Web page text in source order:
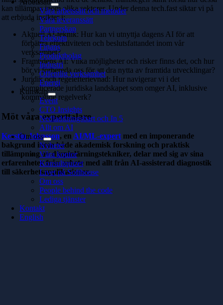
Arbetssätt
Våra arbetssätt och metoder
Våra leveranssätt
Partnerskap
Telekom
Finans
Produktbolag
Industri
Offentlig verksamhet
Energi
Kunskap
Event
CTO Insights
Nedladdningsbart och In 5
Allt om AI
Om oss
Nyheter
Våra kontor
Konsultquizet
Livet på Softhouse
Om oss
People behind the code
Lediga tjänster
Kontakt
English
kan tillämpas inom olika sektorer. Under denna tech.fast siktar vi på
att erbjuda insikter i:
Aktuell AI-teknik: Hur kan vi utnyttja dagens AI för att
förbättra effektiviteten och beslutsfattandet inom vår
verksamhet?
Framtidens AI: Vilka möjligheter och risker finns det, och hur
bör vi förbereda oss för att dra nytta av framtida utvecklingar?
Juridik och regelefterlevnad: Hur navigerar vi i det
komplicerade juridiska landskapet som omger AI, inklusive
kommande regelverk?
Möt våra experttalare
Kerstin Johnsson, en AI/ML-expert med en imponerande
bakgrund inom både akademisk forskning och praktisk
tillämpning av djupinlärningstekniker, delar med sig av sina
erfarenheter från arbete med allt från AI-assisterad diagnostik
till säkerhetsapplikationer.